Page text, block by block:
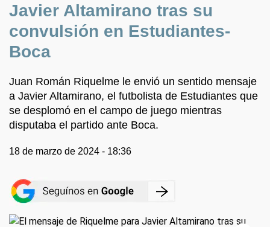
Javier Altamirano tras su
convulsión en Estudiantes-
Boca
Juan Román Riquelme le envió un sentido mensaje
a Javier Altamirano, el futbolista de Estudiantes que
se desplomó en el campo de juego mientras
disputaba el partido ante Boca.
18 de marzo de 2024 - 18:36